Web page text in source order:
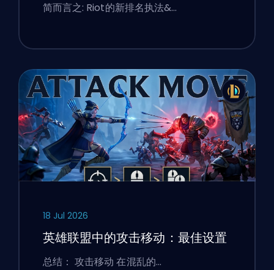
简而言之: Riot的新排名执法&…
18 Jul 2026
英雄联盟中的攻击移动：最佳设置
总结： 攻击移动 在混乱的…